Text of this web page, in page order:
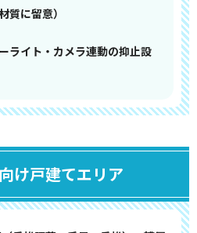
質に留意）
ライト・カメラ連動の抑止設
け戸建てエリア